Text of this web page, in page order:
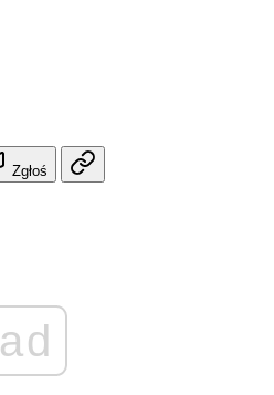
Zgłoś
ad